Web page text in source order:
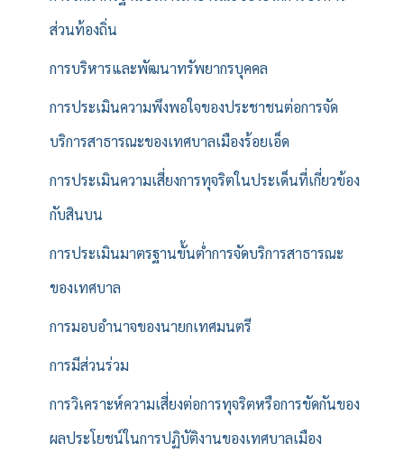
ส่วนท้องถิ่น
การบริหารและพัฒนาทรัพยากรบุคคล
การประเมินความพึงพอใจของประชาชนต่อการจัด
บริการสาธารณะของเทศบาลเมืองร้อยเอ็ด
การประเมินความเสี่ยงการทุจริตในประเด็นที่เกี่ยวข้อง
กับสินบน
การประเมินมาตรฐานขั้นต่ำการจัดบริการสาธารณะ
ของเทศบาล
การมอบอำนาจของนายกเทศมนตรี
การมีส่วนร่วม
การวิเคราะห์ความเสี่ยงต่อการทุจริตหรือการขัดกันของ
ผลประโยชน์ในการปฏิบัติงานของเทศบาลเมือง